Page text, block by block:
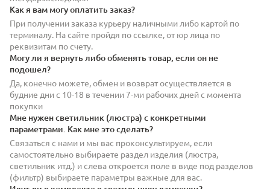
Как я вам могу оплатить заказ?
При получении заказа курьеру наличными либо картой по
терминалу. На сайте пройдя по ссылке, от юр лица по
реквизитам по счету.
Могу ли я вернуть либо обменять товар, если он не
подошел?
Да, конечно можете, обмен и возврат осуществляется в
будние дни с 10-18 в течении 7-ми рабочих дней с момента
покупки
Мне нужен светильник (люстра) с конкретными
параметрами. Как мне это сделать?
Связаться с нами и мы вас проконсультируем, если
самостоятельно выбираете раздел изделия (люстра,
светильник итд.) и слева откроется поле в виде под разделов
(фильтр) выбираете параметры важные для вас.